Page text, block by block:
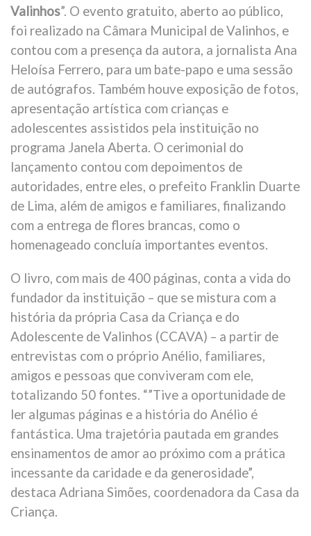
Valinhos”. O evento gratuito, aberto ao público,
foi realizado na Câmara Municipal de Valinhos, e
contou com a presença da autora, a jornalista Ana
Heloísa Ferrero, para um bate-papo e uma sessão
de autógrafos. Também houve exposição de fotos,
apresentação artística com crianças e
adolescentes assistidos pela instituição no
programa Janela Aberta. O cerimonial do
lançamento contou com depoimentos de
autoridades, entre eles, o prefeito Franklin Duarte
de Lima, além de amigos e familiares, finalizando
com a entrega de flores brancas, como o
homenageado concluía importantes eventos.
O livro, com mais de 400 páginas, conta a vida do
fundador da instituição – que se mistura com a
história da própria Casa da Criança e do
Adolescente de Valinhos (CCAVA) – a partir de
entrevistas com o próprio Anélio, familiares,
amigos e pessoas que conviveram com ele,
totalizando 50 fontes. “”Tive a oportunidade de
ler algumas páginas e a história do Anélio é
fantástica. Uma trajetória pautada em grandes
ensinamentos de amor ao próximo com a prática
incessante da caridade e da generosidade”,
destaca Adriana Simões, coordenadora da Casa da
Criança.